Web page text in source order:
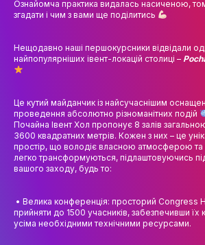
СИЛАБУСИ
НАПРЯМИ
НАУК.РОБОТА
ВИДАВНИЧА
ПІДВИЩЕННЯ
Ознайомча практика видалась насиченою,
згадати і чим з вами ще поділитись
Нещодавно наші першокурсники відвідали
найпопулярніших івент-локацій столиці –
Це кутий майданчик із найсучаснішим
проведення абсолютно різноманітних подій
Почайна Івент Хол пропонує 8 залів
3600 квадратних метрів. Кожен з них – це
простір, що володіє власною атмосферою
легко трансформуються, підлаштовуючись
вашого заходу, будь то:
• Велика конференція: просторий Congress
прийняти до 1500 учасників, забезпечивши
усіма необхідними технічними ресурсами.